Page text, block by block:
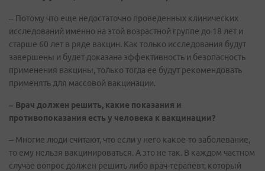
– Потому что еще недостаточно проведенных клинических
исследований именно на этой возрастной группе до 18 лет и
старше 60 лет в ряде вакцин. Как только исследования будут
завершены и будет доказана эффективность и безопасность
применения вакцины, только тогда ее будут рекомендовать
применять для массовой вакцинации.
– Врач должен решить, какие показания и
противопоказания есть у человека к вакцинации?
– Многие люди считают, что если у него какое-то заболевание,
то ему нельзя вакцинироваться. А это не так. В каждом частном
случае вопрос должен решить либо врач-терапевт, который